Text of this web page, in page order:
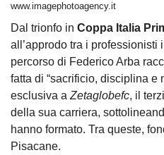
www.imagephotoagency.it
Dal trionfo in Coppa Italia
all’approdo tra i professionisti
percorso di Federico Arba
fatta di “sacrificio, disciplina e
esclusiva a Zetaglobefc, il
della sua carriera,
hanno formato. Tra queste,
Pisacane.